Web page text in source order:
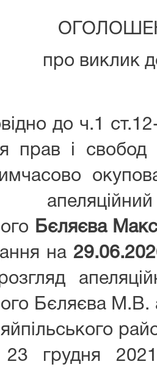
про виклик
до ч.1 ст.12-
прав і
Бєляєва
на29.06.202
Бєляєва М.В.
23 грудня